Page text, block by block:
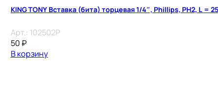
KING TONY Вставка (бита) торцевая 1/4″, Phillips, PH2, L =
Арт.: 102502P
50 ₽
В корзину